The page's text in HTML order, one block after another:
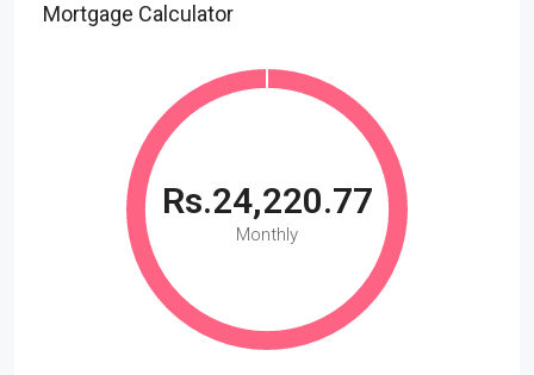
Mortgage Calculator
Rs.24,220.77
Monthly